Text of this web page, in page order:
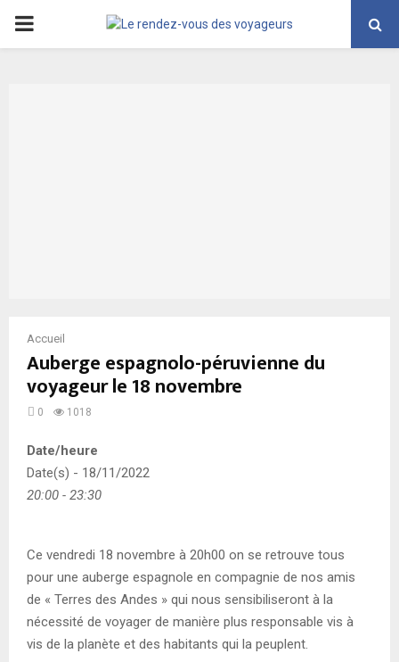
PRIMARY
Accueil
Auberge espagnolo-péruvienne du
voyageur le 18 novembre
0 1018
Date/heure
Date(s) - 18/11/2022
20:00 - 23:30
Ce vendredi 18 novembre à 20h00 on se retrouve tous
pour une auberge espagnole en compagnie de nos amis
de « Terres des Andes » qui nous sensibiliseront à la
nécessité de voyager de manière plus responsable vis à
vis de la planète et des habitants qui la peuplent.